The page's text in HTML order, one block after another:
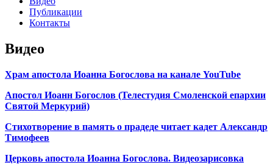
Публикации
Контакты
Видео
Храм апостола Иоанна Богослова на канале YouTube
Апостол Иоанн Богослов (Телестудия Смоленской епархии
Святой Меркурий)
Стихотворение в память о прадеде читает кадет Александр
Тимофеев
Церковь апостола Иоанна Богослова. Видеозарисовка